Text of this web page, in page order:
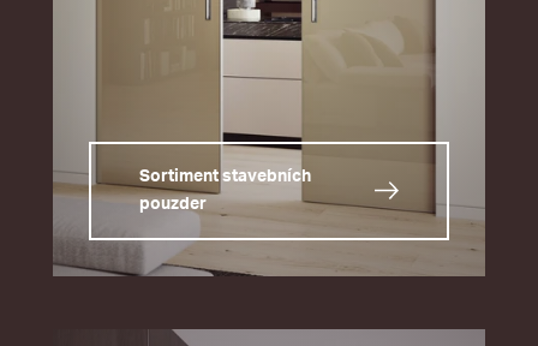
Sortiment stavebních
pouzder